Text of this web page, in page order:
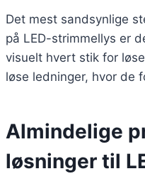
Det mest sandsynlige
på LED-strimmellys er
visuelt hvert stik for
løse ledninger, hvor de
Almindelige
løsninger til